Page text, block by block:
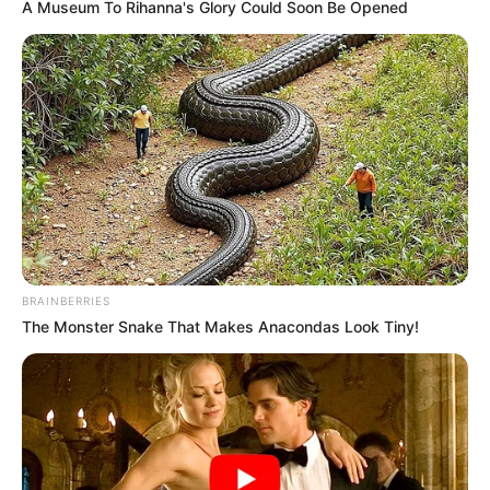
Maria Eneida
“Olá!!
Meu nome é Maria Eneida, sou artesã e meu
trabalho está voltado quase que exclusivamente
para o artesanato com materiais reciclados. As
fotos que estou enviando são de alguns trabalhos
A Museum To Rihanna's Glory Could Soon Be Opened
BRAINBERRIES
The Monster Snake That Makes Anacondas Look Tiny!